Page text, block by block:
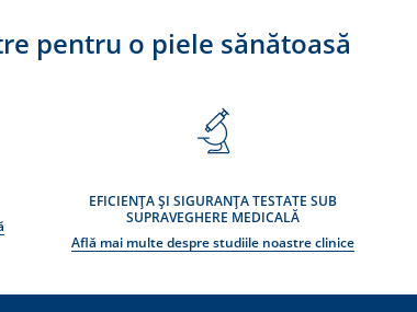
pentru o piele sănătoasă
EFICIENȚA ȘI SIGURANȚA TESTATE SUB
SUPRAVEGHERE MEDICALĂ
Află mai multe despre studiile noastre clinice